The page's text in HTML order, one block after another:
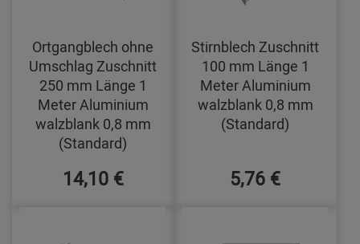
Ortgangblech ohne
Umschlag Zuschnitt
250 mm Länge 1
Meter Aluminium
walzblank 0,8 mm
(Standard)
14,10 €
Stirnblech Zuschnitt
100 mm Länge 1
Meter Aluminium
walzblank 0,8 mm
(Standard)
5,76 €